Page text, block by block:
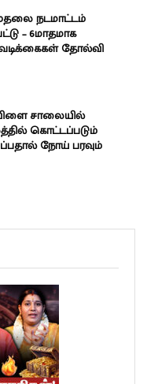
நடமாட்டம்
– 6மாதமாக
தோல்வி
சாலையில்
கொட்டப்படும்
நோய் பரவும்